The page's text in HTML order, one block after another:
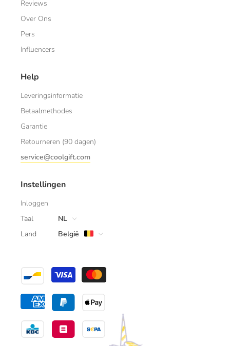
Reviews
Over Ons
Pers
Influencers
Help
Leveringsinformatie
Betaalmethodes
Garantie
Retourneren (90 dagen)
service@coolgift.com
Instellingen
Inloggen
Taal
NL
Land
België